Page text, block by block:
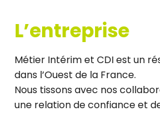
L’entreprise
Métier Intérim et CDI est un
dans l’Ouest de la France.
Nous tissons avec nos
une relation de confiance et